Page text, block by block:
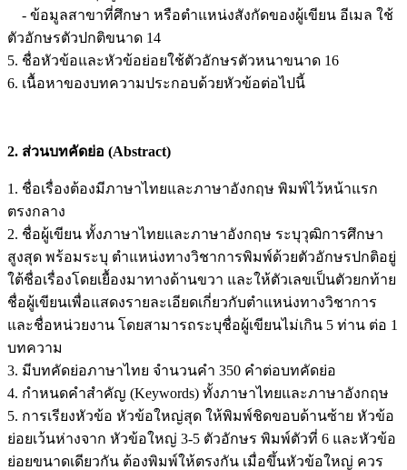
- ข้อมูลสาขาที่ศึกษา หรือตำแหน่งสังกัดของผู้เขียน อีเมล ใช้
ตัวอักษรตัวปกติขนาด 14
5. ชื่อหัวข้อและหัวข้อย่อยใช้ตัวอักษรตัวหนาขนาด 16
6. เนื้อหาของบทความประกอบด้วยหัวข้อต่อไปนี้
2. ส่วนบทคัดย่อ (Abstract)
1. ชื่อเรื่องต้องมีภาษาไทยและภาษาอังกฤษ พิมพ์ไว้หน้าแรก
ตรงกลาง
2. ชื่อผู้เขียน ทั้งภาษาไทยและภาษาอังกฤษ ระบุวุฒิการศึกษา
สูงสุด พร้อมระบุ ตำแหน่งทางวิชาการพิมพ์ด้วยตัวอักษรปกติอยู่
ใต้ชื่อเรื่องโดยเยื้องมาทางด้านขวา และให้ตัวเลขเป็นตัวยกท้าย
ชื่อผู้เขียนเพื่อแสดงรายละเอียดเกี่ยวกับตำแหน่งทางวิชาการ
และชื่อหน่วยงาน โดยสามารถระบุชื่อผู้เขียนไม่เกิน 5 ท่าน ต่อ 1
บทความ
3. มีบทคัดย่อภาษาไทย จำนวนคำ 350 คำต่อบทคัดย่อ
4. กำหนดคำสำคัญ (Keywords) ทั้งภาษาไทยและภาษาอังกฤษ
5. การเรียงหัวข้อ หัวข้อใหญ่สุด ให้พิมพ์ชิดขอบด้านซ้าย หัวข้อ
ย่อยเว้นห่างจาก หัวข้อใหญ่ 3-5 ตัวอักษร พิมพ์ตัวที่ 6 และหัวข้อ
ย่อยขนาดเดียวกัน ต้องพิมพ์ให้ตรงกัน เมื่อขึ้นหัวข้อใหญ่ ควร